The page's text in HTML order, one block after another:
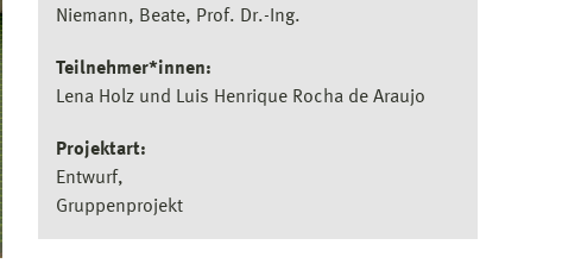
Niemann, Beate, Prof. Dr.-Ing.
Teilnehmer*innen:
Lena Holz und Luis Henrique Rocha de Araujo
Projektart:
Entwurf
Gruppenprojekt